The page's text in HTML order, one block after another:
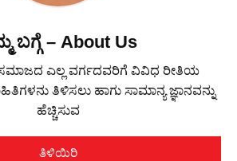
ಬಗ್ಗೆ – About Us
ಎಲ್ಲ ವರ್ಗದವರಿಗೆ ವಿವಿಧ ರೀತಿಯ
ತಿಳಿಸಲು ಹಾಗು ಸಾಮಾನ್ಯ ಜ್ಞಾನವನ್ನು
ಹೆಚ್ಚಿಸುವ
ತಿಳಿಯಿರಿ